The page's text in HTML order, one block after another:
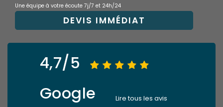
Une équipe à votre écoute 7j/7 et 24h/24
DEVIS IMMÉDIAT
4,7/5
Google
Lire tous les avis